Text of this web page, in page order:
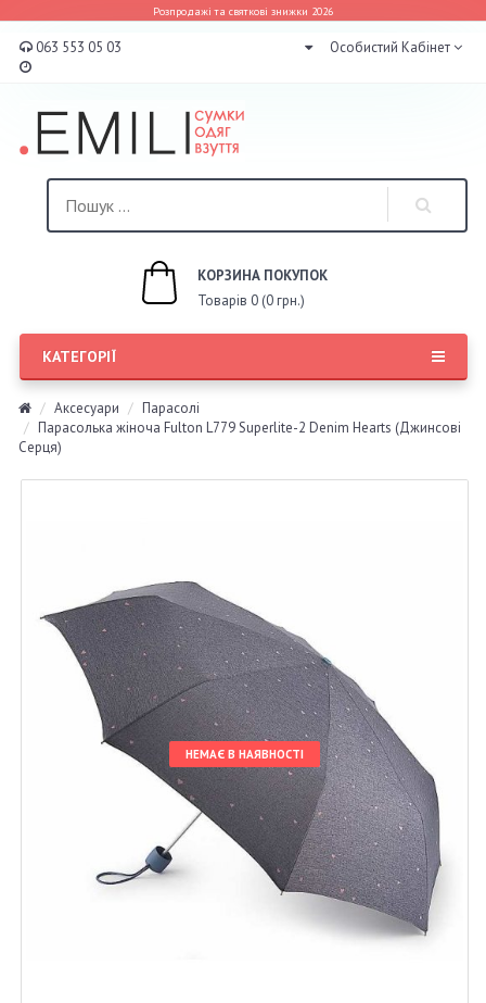
Розпродажі та святкові знижки 2026
063 553 05 03 Особистий Кабінет
КОРЗИНА ПОКУПОК
Товарів 0 (0 грн.)
КАТЕГОРІЇ
Аксесуари
Парасолі
Парасолька жіноча Fulton L779 Superlite-2 Denim Hearts (Джинсові
Серця)
НЕМАЄ В НАЯВНОСТІ